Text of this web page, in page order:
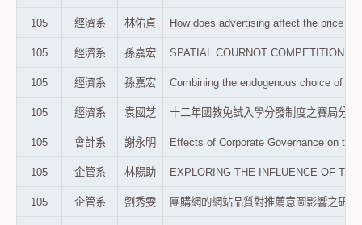
105 經濟系 林佑貞 How does advertising affect the price
105 經濟系 孫嘉宏 SPATIAL COURNOT COMPETITION
105 經濟系 孫嘉宏 Combining the endogenous choice of
105 經濟系 袁國芝 十二年國教免試入學分發制度之賽局分
105 會計系 謝永明 Effects of Corporate Governance on
105 企管系 林陽助 EXPLORING THE INFLUENCE OF
105 企管系 劉秀雯 團購網的網站品質對推薦意圖影響之研